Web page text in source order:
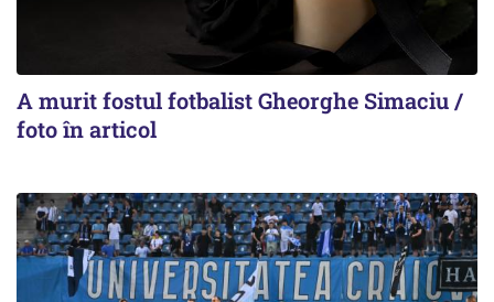
A murit fostul fotbalist Gheorghe Simaciu /
foto în articol